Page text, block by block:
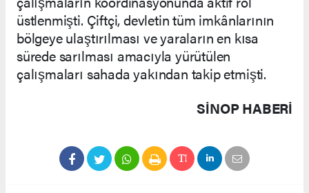
üstlenmişti. Çiftçi, devletin tüm imkânlarının
bölgeye ulaştırılması ve yaraların en kısa
sürede sarılması amacıyla yürütülen
çalışmaları sahada yakından takip etmişti.
SINOP HABERİ